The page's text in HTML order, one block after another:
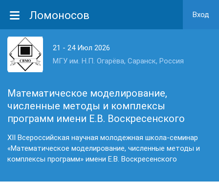
Ломоносов Вход
21 - 24 Июл 2026
МГУ им. Н.П. Огарёва, Саранск, Россия
Математическое моделирование,
численные методы и комплексы
программ имени Е.В. Воскресенского
XII Всероссийская научная молодежная школа-семинар
«Математическое моделирование, численные методы и
комплексы программ» имени Е.В. Воскресенского